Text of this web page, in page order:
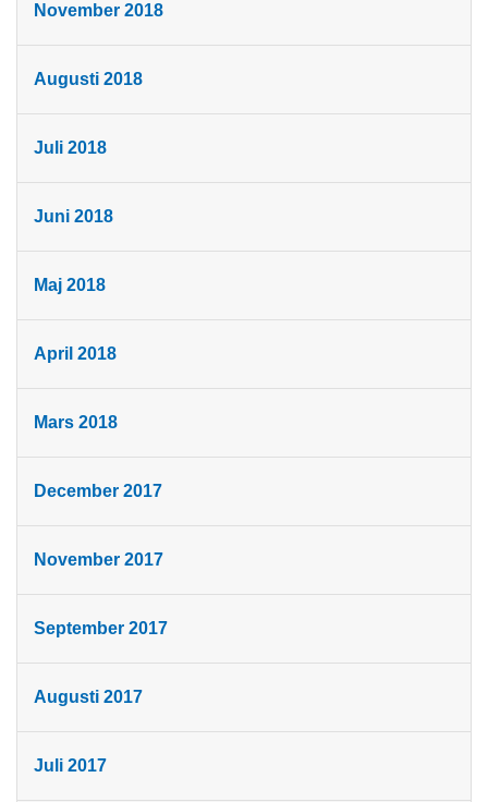
November 2018
Augusti 2018
Juli 2018
Juni 2018
Maj 2018
April 2018
Mars 2018
December 2017
November 2017
September 2017
Augusti 2017
Juli 2017